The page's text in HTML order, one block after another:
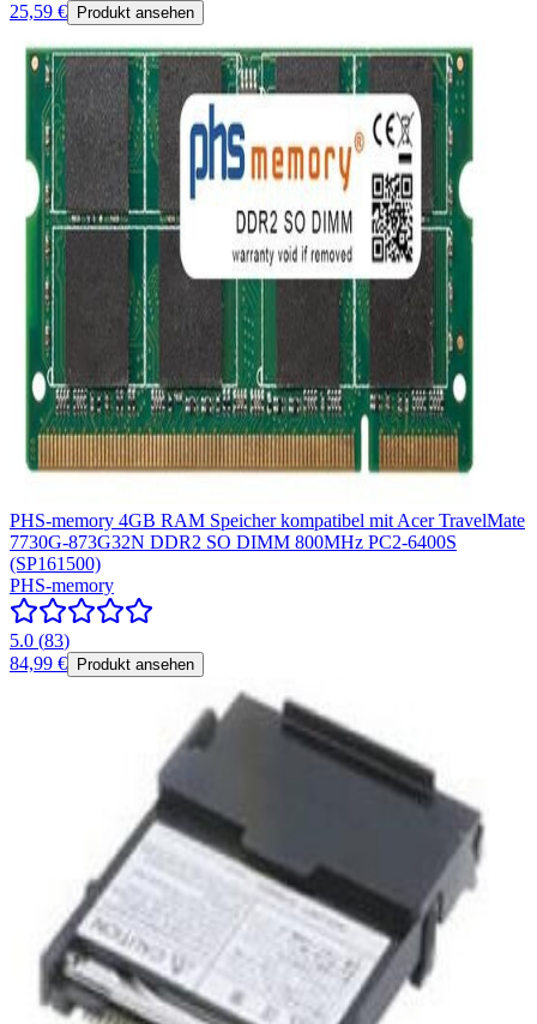
25,59 €
Produkt ansehen
PHS-memory 4GB RAM Speicher kompatibel mit Acer TravelMate
7730G-873G32N DDR2 SO DIMM 800MHz PC2-6400S
(SP161500)
PHS-memory
5.0 (83)
84,99 €
Produkt ansehen